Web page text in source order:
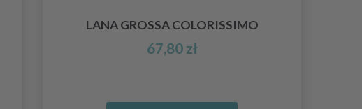
LANA GROSSA COLORISSIMO
67,80 zł